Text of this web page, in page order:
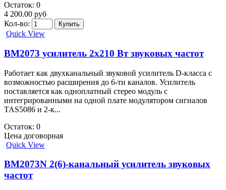
Остаток: 0
4 200.00 руб
Кол-во:
Quick View
BM2073 усилитель 2х210 Вт звуковых частот
Работает как двухканальный звуковой усилитель D-класса с
возможностью расширения до 6-ти каналов. Усилитель
поставляется как одноплатный стерео модуль с
интегрированными на одной плате модулятором сигналов
TAS5086 и 2-к...
Остаток: 0
Цена договорная
Quick View
BM2073N 2(6)-канальный усилитель звуковых
частот